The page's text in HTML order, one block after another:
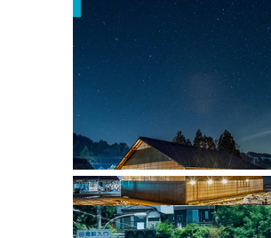
掲載雑誌・書籍